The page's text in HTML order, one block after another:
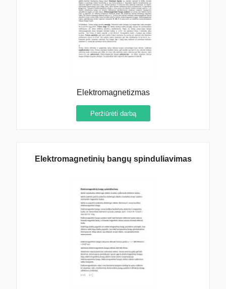
Elektromagnetizmas
Peržiūrėti darbą
Elektromagnetinių bangų spinduliavimas